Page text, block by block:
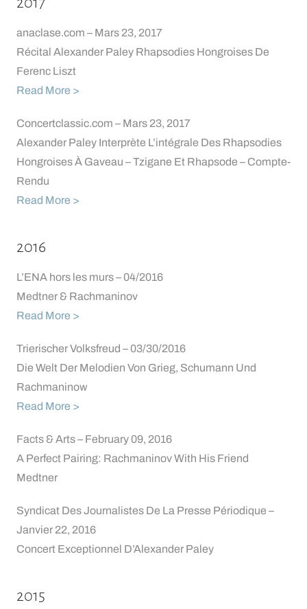
anaclase.com – Mars 23, 2017
Récital Alexander Paley Rhapsodies Hongroises De
Ferenc Liszt
Read More >
Concertclassic.com – Mars 23, 2017
Alexander Paley Interprète L’intégrale Des Rhapsodies
Hongroises À Gaveau – Tzigane Et Rhapsode – Compte-
Rendu
Read More >
2016
L’ENA hors les murs – 04/2016
Medtner & Rachmaninov
Read More >
Trierischer Volksfreud – 03/30/2016
Die Welt Der Melodien Von Grieg, Schumann Und
Rachmaninow
Read More >
Facts & Arts – February 09, 2016
A Perfect Pairing: Rachmaninov With His Friend
Medtner
Syndicat Des Journalistes De La Presse Périodique –
Janvier 22, 2016
Concert Exceptionnel D’Alexander Paley
2015